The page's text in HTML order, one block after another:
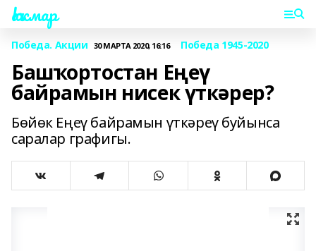
Һаҡмар
Победа. Акции 30 МАРТА 2020, 16:16 Победа 1945-2020
Башҡортостан Еңеү
байрамын нисек үткәрер?
Бөйөк Еңеү байрамын үткәреү буйынса
саралар графигы.